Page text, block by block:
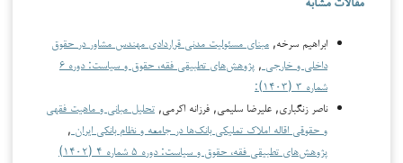
ابراهیم سرخه, مبنای مسئولیت مدنی قراردادی مهندس مشاور در حقوق
داخلی و خارجی ,
پژوهش‌های تطبیقی فقه، حقوق و سیاست: دوره ۶
شماره ۳ (۱۴۰۳):
ناصر زنگباری, علیرضا سلیمی, فرزانه اکرمی, تحلیل مبانی و ماهیت فقهی
و حقوقی اقاله املاک تملیکی بانک‌ها در جامعه و نظام بانکی ایران ,
پژوهش‌های تطبیقی فقه، حقوق و سیاست: دوره ۵ شماره ۴ (۱۴۰۲)